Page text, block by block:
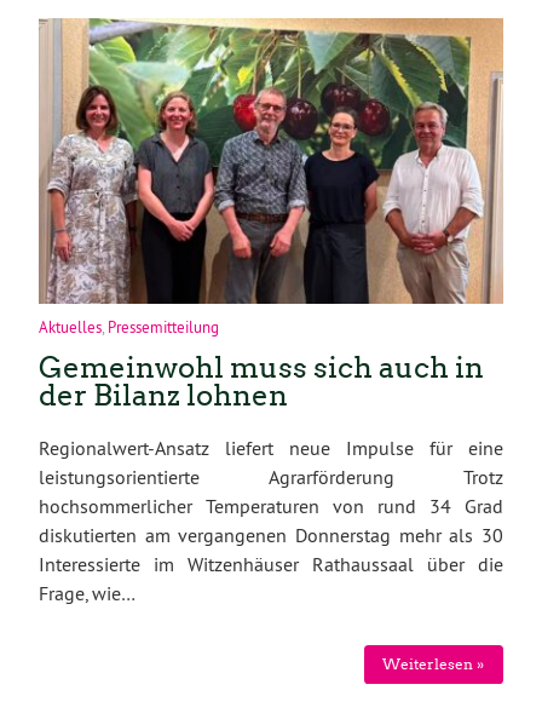
Aktuelles Pressemitteilung
Gemeinwohl muss sich auch in
der Bilanz lohnen
Regionalwert-Ansatz liefert neue Impulse für eine
leistungsorientierte Agrarförderung Trotz
hochsommerlicher Temperaturen von rund 34 Grad
diskutierten am vergangenen Donnerstag mehr als 30
Interessierte im Witzenhäuser Rathaussaal über die
Frage, wie…
Weiterlesen »